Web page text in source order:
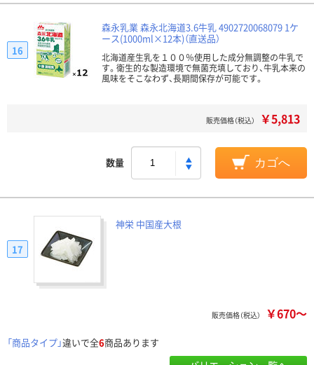
森永乳業 森永北海道3.6牛乳 4902720068079 1ケ
ース(1000ml×12本)（直送品）
北海道産生乳を１００％使用した成分無調整の牛乳で
す。衛生的な製造環境で無菌充填しており、牛乳本来の
風味をそこなわず、長期間保存が可能です。
16
販売価格（税込） ￥5,813
数量 カゴへ
神栄 中国産大根
17
販売価格（税込） ￥670～
「商品タイプ」違いで全6商品あります